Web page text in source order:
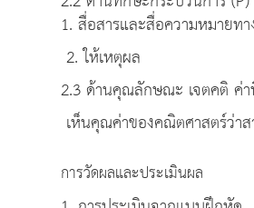
1. สื่อสารและสื่อความหมายท
2. ให้เหตุผล
2.3 ด้านคุณ
เห็นคุณค่าของคณิตศาสตร์ว่าส
การวัดผลและประเมินผล